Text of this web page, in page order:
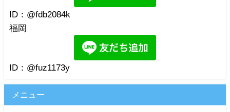
ID：@fdb2084k
福岡
ID：@fuz1173y
メニュー